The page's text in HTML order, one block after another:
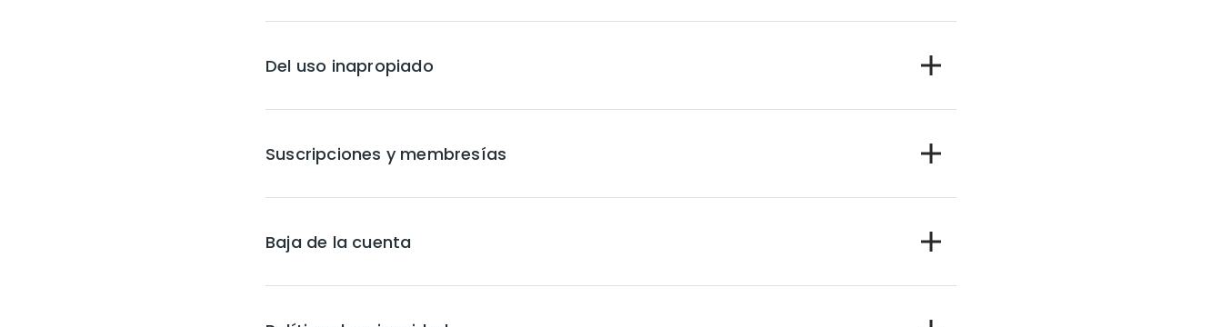
Del uso inapropiado
Suscripciones y membresías
Baja de la cuenta